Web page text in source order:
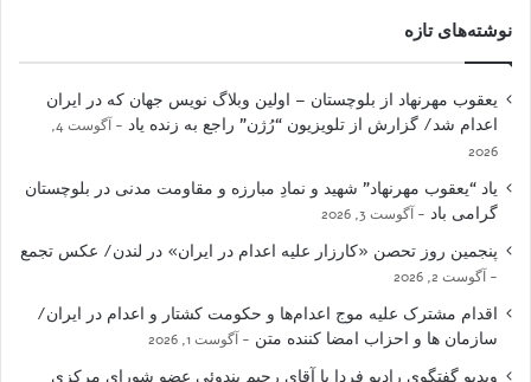
نوشته‌های تازه
یعقوب مهرنهاد از بلوچستان – اولین وبلاگ نویس جهان که در ایران
اعدام شد/ گزارش از تلویزیون “رُژن” راجع به زنده یاد
آگوست 4,
2026
یاد “یعقوب مهرنهاد” شهید و نمادِ مبارزه و مقاومت مدنی در بلوچستان
گرامی باد
آگوست 3, 2026
پنجمین روز تحصن «کارزار علیه اعدام در ایران» در لندن/ عکس تجمع
آگوست 2, 2026
اقدام مشترک علیه موج اعدام‌ها و حکومت کشتار و اعدام در ایران/
سازمان ها و احزاب امضا کننده متن
آگوست 1, 2026
ویدیو گفتگوی رادیو فردا با آقای رحیم بندوئی عضو شورای مرکزی